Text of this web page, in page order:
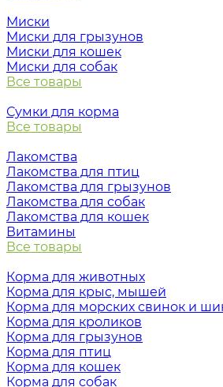
Миски
Миски для грызунов
Миски для кошек
Миски для собак
Все товары
Сумки для корма
Все товары
Лакомства
Лакомства для птиц
Лакомства для грызунов
Лакомства для собак
Лакомства для кошек
Витамины
Все товары
Корма для животных
Корма для крыс, мышей
Корма для морских свинок и
Корма для кроликов
Корма для грызунов
Корма для птиц
Корма для кошек
Корма для собак